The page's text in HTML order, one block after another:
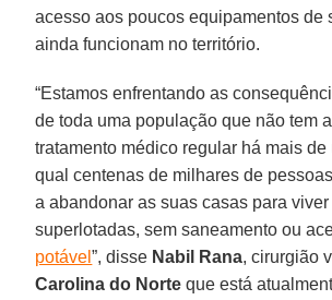
acesso aos poucos equipamentos de
ainda funcionam no território.
“Estamos enfrentando as
de toda uma população que não tem
tratamento médico regular há mais de
qual centenas de milhares de
a abandonar as suas casas para
superlotadas, sem saneamento ou
potável”, disse Nabil Rana, cirurgião
Carolina do Norte que está